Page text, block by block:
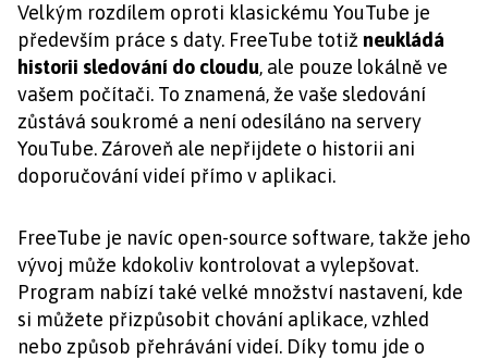
Velkým rozdílem oproti klasickému YouTube je
především práce s daty. FreeTube totižneukládá
historii sledování do cloudu, ale pouze lokálně ve
vašem počítači. To znamená, že vaše sledování
zůstává soukromé a není odesíláno na servery
YouTube. Zároveň ale nepřijdete o historii ani
doporučování videí přímo v aplikaci.
FreeTube je navíc open-source software, takže jeho
vývoj může kdokoliv kontrolovat a vylepšovat.
Program nabízí také velké množství nastavení, kde
si můžete přizpůsobit chování aplikace, vzhled
nebo způsob přehrávání videí. Díky tomu jde o